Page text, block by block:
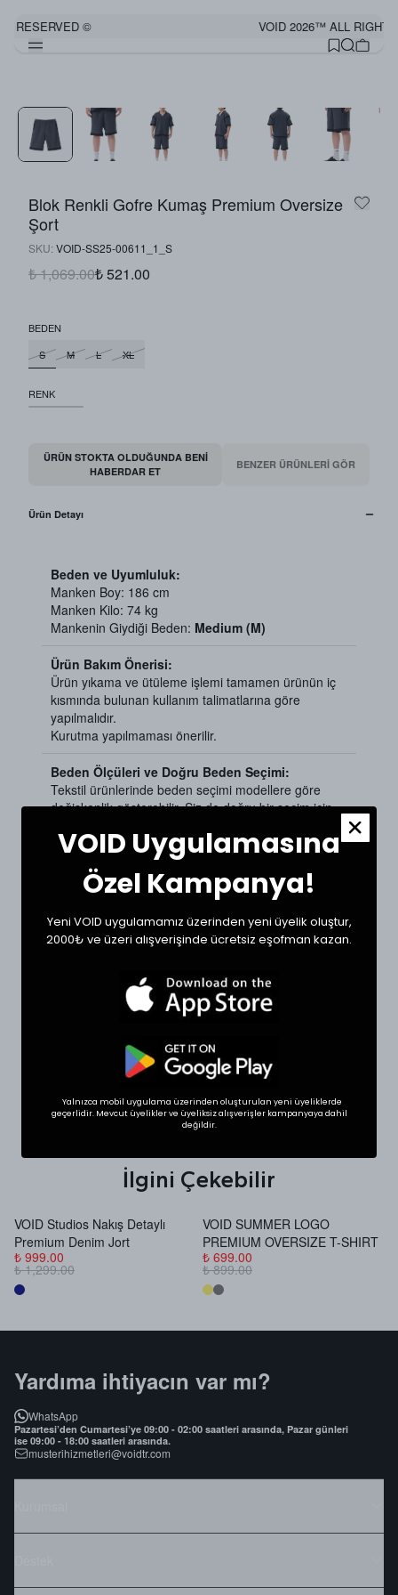
RESERVED © VOID 2026™ ALL
Blok Renkli Gofre Kumaş Premium Oversize
Şort
SKU: VOID-SS25-00611_1_S
₺ 1,069.00₺ 521.00
BEDEN
S
M L XL
RENK
ÜRÜN STOKTA OLDUĞUNDA BENI
HABERDAR ET
BENZER ÜRÜNLERİ GÖR
Ürün Detayı
Beden ve Uyumluluk:
Manken Boy: 186 cm
Manken Kilo: 74 kg
Mankenin Giydiği Beden: Medium (M)
Ürün Bakım Önerisi:
Ürün yıkama ve ütüleme işlemi tamamen ürünün iç
kısmında bulunan kullanım talimatlarına göre
yapılmalıdır.
Kurutma yapılmaması önerilir.
Beden Ölçüleri ve Doğru Beden Seçimi:
Tekstil ürünlerinde beden seçimi modellere göre
değişkenlik gösterebilir. Siz de doğru bir seçim için
sipariş oluşturabilirsiniz.
Ölçülerde +1/-1 cm farklılık olabilir.
Bel (cm)
Boy (cm)
Small
36 50
38
SHOP THE LOOK
İlgini Çekebilir
VOID Studios Nakış Detaylı
Premium Denim Jort
₺ 999.00
₺ 1,299.00
VOID SUMMER LOGO
PREMIUM OVERSIZE T-SHIRT
₺ 699.00
₺ 899.00
Yardıma ihtiyacın var mı?
WhatsApp
Pazartesi’den Cumartesi’ye 09:00 - 02:00 saatleri arasında, Pazar günleri
ise 09:00 - 18:00 saatleri arasında.
musterihizmetleri@voidtr.com
VOID Uygulamasına
Özel Kampanya!
Yeni VOID uygulamamız üzerinden yeni üyelik oluştur,
2000₺ ve üzeri alışverişinde ücretsiz eşofman kazan.
Yalnızca mobil uygulama üzerinden oluşturulan yeni üyeliklerde
geçerlidir. Mevcut üyelikler ve üyeliksiz alışverişler kampanyaya dahil
değildir.